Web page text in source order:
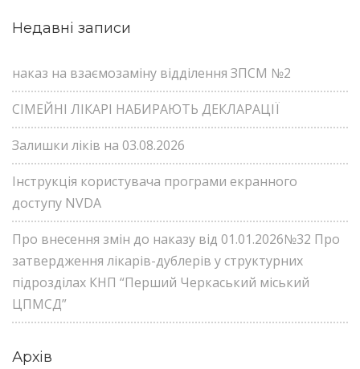
Недавні записи
наказ на взаємозаміну відділення ЗПСМ №2
СІМЕЙНІ ЛІКАРІ НАБИРАЮТЬ ДЕКЛАРАЦІЇ
Залишки ліків на 03.08.2026
Інструкція користувача програми екранного
доступу NVDA
Про внесення змін до наказу від 01.01.2026№32 Про
затвердження лікарів-дублерів у структурних
підрозділах КНП “Перший Черкаський міський
ЦПМСД”
Архів